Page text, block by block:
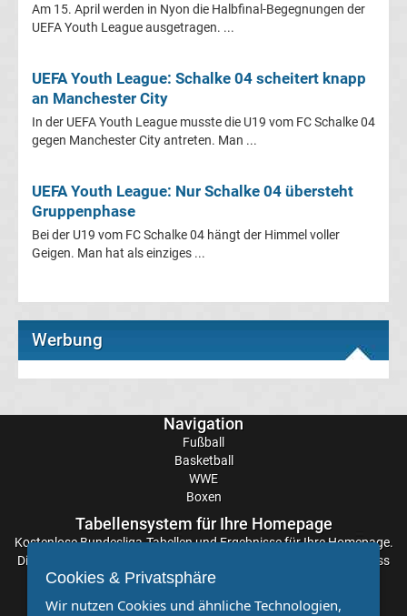
vom
Trainerentlassungen
Bundesliga
Porträts
Fußballklubs
League
UEFA
Stream
Youth
Am 15. April werden in Nyon die Halbfinal-Begegnungen der
UEFA Youth League ausgetragen. ...
UEFA Youth League: Schalke 04 scheitert knapp
an Manchester City
In der UEFA Youth League musste die U19 vom FC Schalke 04
gegen Manchester City antreten. Man ...
UEFA Youth League: Nur Schalke 04 übersteht
Gruppenphase
Bei der U19 vom FC Schalke 04 hängt der Himmel voller
Geigen. Man hat als einziges ...
Werbung
Navigation
Fußball
Basketball
WWE
Boxen
Tabellensystem für Ihre Homepage
KostenloseBundesliga-Tabellenund Ergebnisse für Ihre Homepage.
Die Aktualisierung der Ergebnisse erfolgt alle paar Minuten, sodass
Sie stets auf dem Laufenden sind. Einfache und schnelle
Cookies & Privatsphäre
Wir nutzen Cookies und ähnliche Technologien,